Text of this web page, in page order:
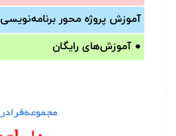
آموزش‌ پروژه محور برنامه‌نویسی
● آموزش‌های رایگان